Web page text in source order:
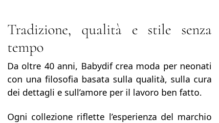
Tradizione, qualità e stile senza
tempo
Da oltre 40 anni, Babydif crea moda per neonati
con una filosofia basata sulla qualità, sulla cura
dei dettagli e sull’amore per il lavoro ben fatto.
Ogni collezione riflette l’esperienza del marchio